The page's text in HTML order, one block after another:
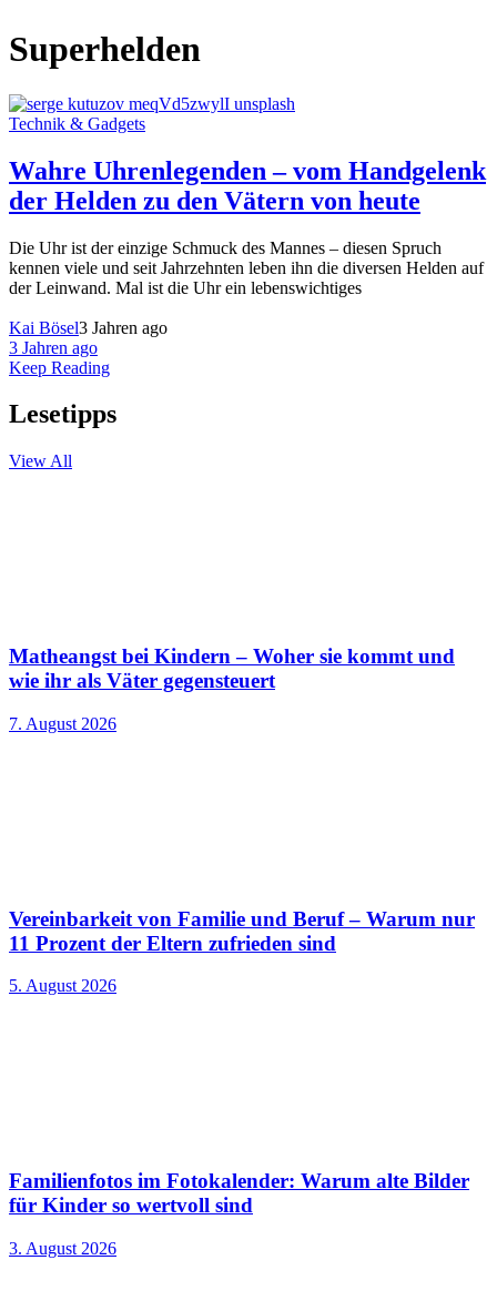
Superhelden
Technik & Gadgets
Wahre Uhrenlegenden – vom Handgelenk
der Helden zu den Vätern von heute
Die Uhr ist der einzige Schmuck des Mannes – diesen Spruch
kennen viele und seit Jahrzehnten leben ihn die diversen Helden auf
der Leinwand. Mal ist die Uhr ein lebenswichtiges
Kai Bösel3 Jahren ago
3 Jahren ago
Keep Reading
Lesetipps
View All
Matheangst bei Kindern – Woher sie kommt und
wie ihr als Väter gegensteuert
7. August 2026
Vereinbarkeit von Familie und Beruf – Warum nur
11 Prozent der Eltern zufrieden sind
5. August 2026
Familienfotos im Fotokalender: Warum alte Bilder
für Kinder so wertvoll sind
3. August 2026